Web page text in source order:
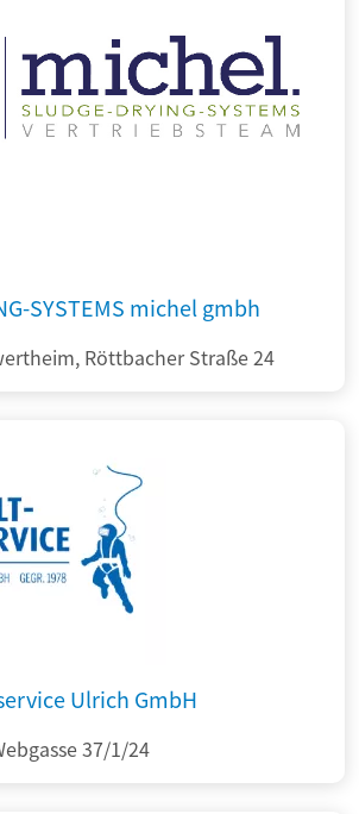
SYSTEMS michel gmbh
Röttbacher Straße 24
Ulrich GmbH
37/1/24